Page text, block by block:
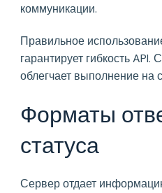
коммуникации.
Правильное
гарантирует гибкость
облегчает выполнение на
Форматы
статуса
Сервер отдает